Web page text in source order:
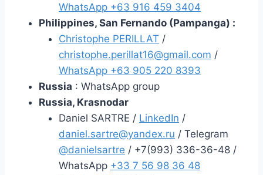
WhatsApp +63 916 459 3404
Philippines, San Fernando (Pampanga) :
Christophe PERILLAT /
christophe.perillat16@gmail.com /
WhatsApp +63 905 220 8393
Russia : WhatsApp group
Russia, Krasnodar
Daniel SARTRE / LinkedIn /
daniel.sartre@yandex.ru / Telegram
@danielsartre / +7(993) 336-36-48 /
WhatsApp +33 7 56 98 36 48